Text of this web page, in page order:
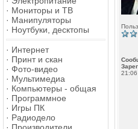
· Мониторы и ТВ
· Манипуляторы
· Ноутбуки, десктопы
· Интернет
· Принт и скан
· Фото-видео
· Мультимедиа
· Компьютеры - общая
· Программное
· Игры ПК
· Радиодело
21:06